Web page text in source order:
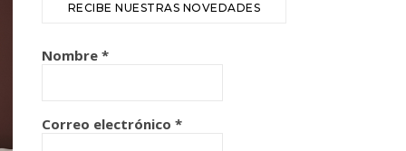
RECIBE NUESTRAS NOVEDADES
Nombre *
Correo electrónico *